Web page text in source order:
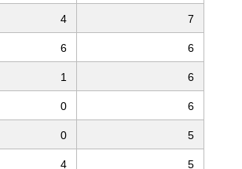
4 7
6 6
1 6
0 6
0 5
4 5